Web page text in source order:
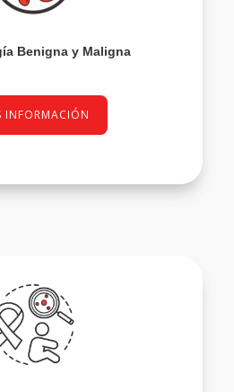
Benigna y Maligna
INFORMACIÓN